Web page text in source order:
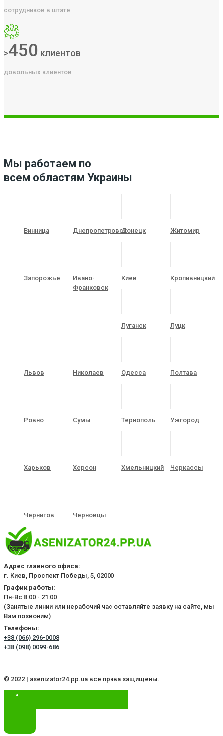
сотрудников в штате
>450 клиентов
довольных клиентов
Мы работаем по
всем областям Украины
Винница ДнепропетровскДонецк Житомир
Запорожье
Ивано-
Франковск
Киев Кропивницкий
Луганск Луцк
Львов Николаев Одесса Полтава
Ровно Сумы Тернополь Ужгород
Харьков Херсон Хмельницкий Черкассы
Чернигов Черновцы
Адрес главного офиса:
г. Киев, Проспект Победы, 5, 02000
График работы:
Пн-Вс 8:00 - 21:00
(Занятые линии или нерабочий час оставляйте заявку на сайте, мы
Вам позвоним)
Телефоны:
+38 (066) 296-0008
+38 (098) 0099-686
© 2022 | asenizator24.pp.ua все права защищены.